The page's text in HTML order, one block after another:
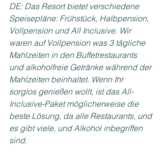
DE: Das Resort bietet verschiedene
Speisepläne: Frühstück, Halbpension,
Vollpension und All Inclusive. Wir
waren auf Vollpension was 3 tägliche
Mahlzeiten in den Buffetrestaurants
und alkoholfreie Getränke während der
Mahlzeiten beinhaltet. Wenn Ihr
sorglos genießen wollt, ist das All-
Inclusive-Paket möglicherweise die
beste Lösung, da alle Restaurants, und
es gibt viele, und Alkohol inbegriffen
sind.